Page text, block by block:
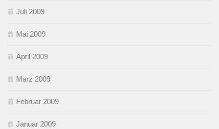
Juli 2009
Mai 2009
April 2009
März 2009
Februar 2009
Januar 2009